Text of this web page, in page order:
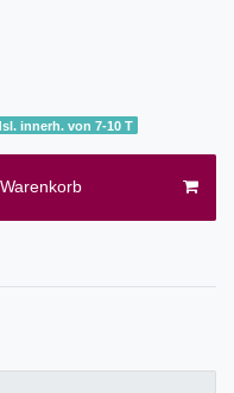
innerh. von 7-10 T